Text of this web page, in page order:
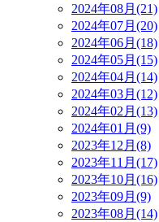
2024年08月(21)
2024年07月(20)
2024年06月(18)
2024年05月(15)
2024年04月(14)
2024年03月(12)
2024年02月(13)
2024年01月(9)
2023年12月(8)
2023年11月(17)
2023年10月(16)
2023年09月(9)
2023年08月(14)